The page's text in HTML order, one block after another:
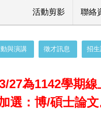
活動剪影 聯絡
與演講 徵才訊息 招
27為1142學期線
選：博/碩⼠論文